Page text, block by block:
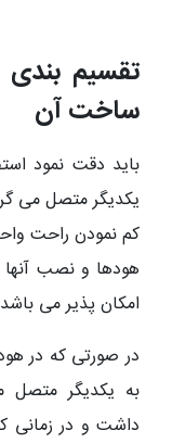
تقسیم
ساخت آن
باید دقت نمود
یکدیگر متصل می
کم نمودن راحت
هودها و نصب آنها
امکان پذیر می
در صورتی که در
به یکدیگر متصل
داشت و در زمانی